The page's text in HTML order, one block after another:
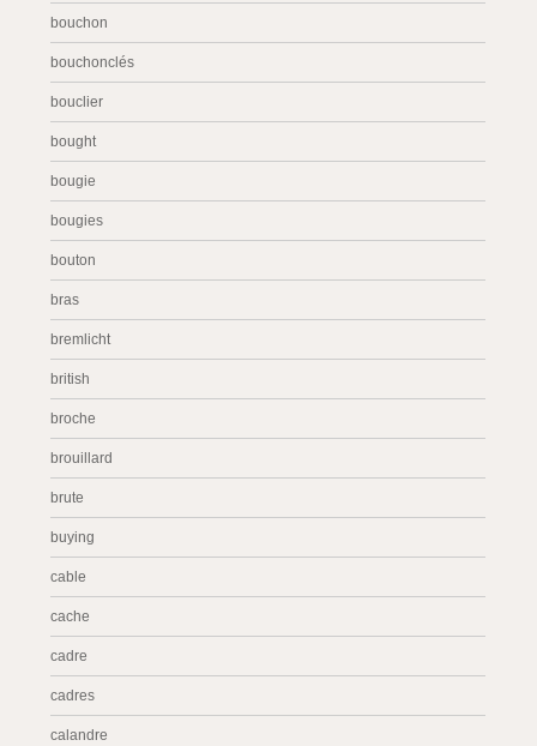
bouchon
bouchonclés
bouclier
bought
bougie
bougies
bouton
bras
bremlicht
british
broche
brouillard
brute
buying
cable
cache
cadre
cadres
calandre